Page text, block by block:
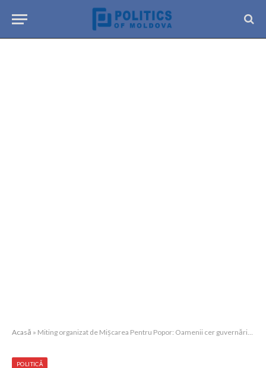
Acasă » Miting organizat de Mișcarea Pentru Popor: Oamenii cer guvernării să le achite facturile pentru lunile de iarnă și să nu admită război pe teritoriul Moldovei
POLITICĂ